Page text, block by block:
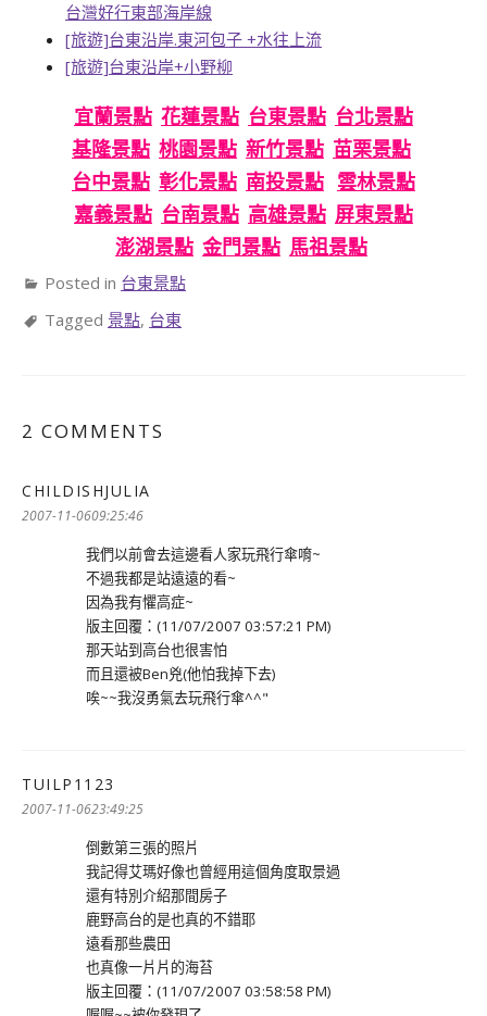
台灣好行東部海岸線
[旅遊]台東沿岸.東河包子 +水往上流
[旅遊]台東沿岸+小野柳
宜蘭景點 花蓮景點 台東景點 台北景點
基隆景點 桃園景點 新竹景點 苗栗景點
台中景點 彰化景點 南投景點 雲林景點
嘉義景點 台南景點 高雄景點 屏東景點
澎湖景點 金門景點 馬祖景點
Posted in 台東景點
Tagged 景點, 台東
2 COMMENTS
CHILDISHJULIA
2007-11-0609:25:46
我們以前會去這邊看人家玩飛行傘唷~
不過我都是站遠遠的看~
因為我有懼高症~
版主回覆：(11/07/2007 03:57:21 PM)
那天站到高台也很害怕
而且還被Ben兇(他怕我掉下去)
唉~~我沒勇氣去玩飛行傘^^"
TUILP1123
示:
2007-11-0623:49:25
倒數第三張的照片
我記得艾瑪好像也曾經用這個角度取景過
還有特別介紹那間房子
鹿野高台的是也真的不錯耶
遠看那些農田
也真像一片片的海苔
版主回覆：(11/07/2007 03:58:58 PM)